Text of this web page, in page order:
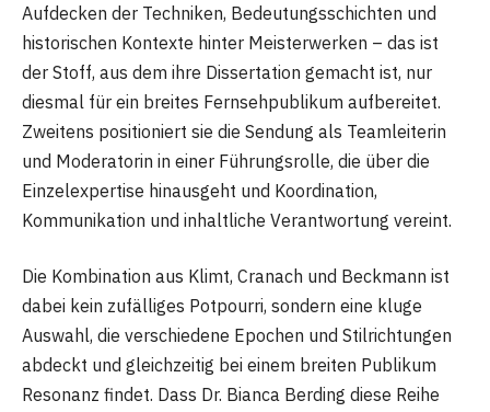
Aufdecken der Techniken, Bedeutungsschichten und
historischen Kontexte hinter Meisterwerken – das ist
der Stoff, aus dem ihre Dissertation gemacht ist, nur
diesmal für ein breites Fernsehpublikum aufbereitet.
Zweitens positioniert sie die Sendung als Teamleiterin
und Moderatorin in einer Führungsrolle, die über die
Einzelexpertise hinausgeht und Koordination,
Kommunikation und inhaltliche Verantwortung vereint.
Die Kombination aus Klimt, Cranach und Beckmann ist
dabei kein zufälliges Potpourri, sondern eine kluge
Auswahl, die verschiedene Epochen und Stilrichtungen
abdeckt und gleichzeitig bei einem breiten Publikum
Resonanz findet. Dass Dr. Bianca Berding diese Reihe